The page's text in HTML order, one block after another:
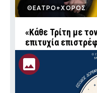
ΘΕΑΤΡΟ+ΧΟΡΟΣ
«Κάθε Τρίτη με
επιτυχία